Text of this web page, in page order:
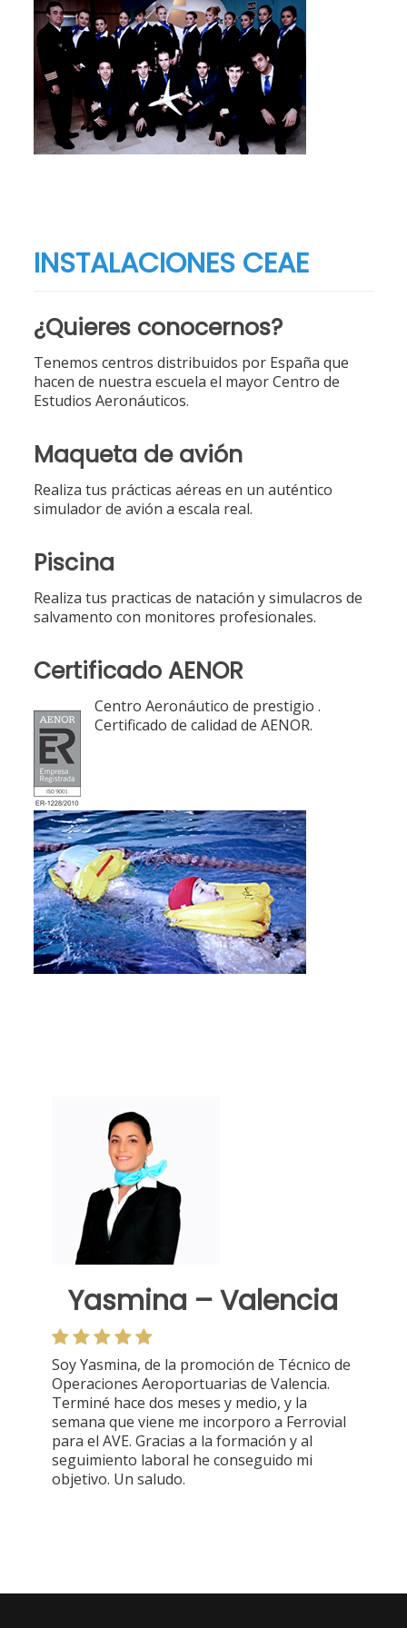
INSTALACIONES CEAE
¿Quieres conocernos?
Tenemos centros distribuidos por España que
hacen de nuestra escuela el mayor Centro de
Estudios Aeronáuticos.
Maqueta de avión
Realiza tus prácticas aéreas en un auténtico
simulador de avión a escala real.
Piscina
Realiza tus practicas de natación y simulacros de
salvamento con monitores profesionales.
Certificado AENOR
Centro Aeronáutico de prestigio .
Certificado de calidad de AENOR.
Yasmina – Valencia
Soy Yasmina, de la promoción de Técnico de
Operaciones Aeroportuarias de Valencia.
Terminé hace dos meses y medio, y la
semana que viene me incorporo a Ferrovial
para el AVE. Gracias a la formación y al
seguimiento laboral he conseguido mi
objetivo. Un saludo.